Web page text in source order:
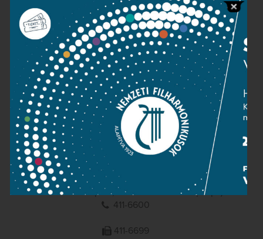
Sajtószoba
Adatvédelem
Impresszum
NEMZETI
FILHARMONIKUSOK
1095 Budapest, Komor Marcell u. 1. (Müpa)
411-6600
411-6699